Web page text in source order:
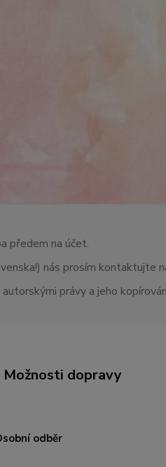
předem na účet.
nás prosím kontaktujte
právy a jeho
Možnosti dopravy
odběr